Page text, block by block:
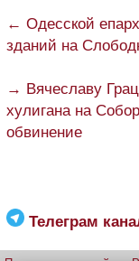
← Одесской
зданий на
→ Вячеславу
хулигана на
обвинение
Телеграм